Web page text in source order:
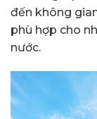
đến không
phù hợp cho
nước.